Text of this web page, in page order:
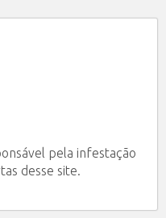
pela infestação
desse site.